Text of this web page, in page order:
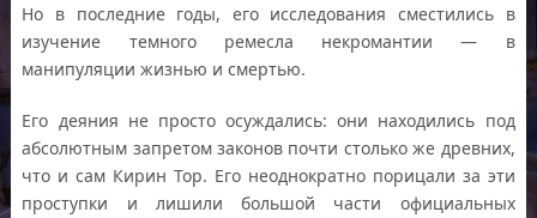
Но в последние годы, его исследования сместились в
изучение темного ремесла некромантии — в
манипуляции жизнью и смертью.
Его деяния не просто осуждались: они находились под
абсолютным запретом законов почти столько же древних,
что и сам Кирин Тор. Его неоднократно порицали за эти
проступки и лишили большой части официальных